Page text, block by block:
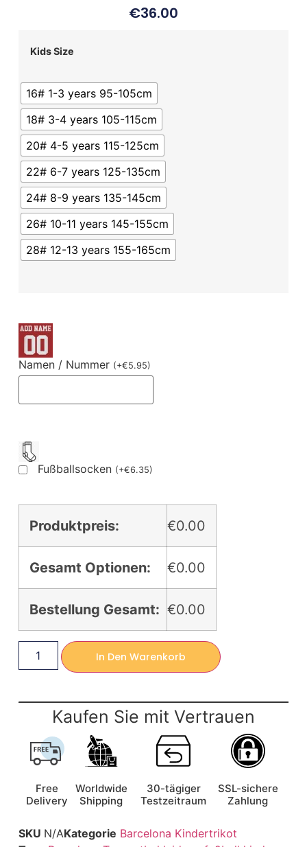
€36.00
Kids Size
16# 1-3 years 95-105cm
18# 3-4 years 105-115cm
20# 4-5 years 115-125cm
22# 6-7 years 125-135cm
24# 8-9 years 135-145cm
26# 10-11 years 145-155cm
28# 12-13 years 155-165cm
Namen / Nummer (+€5.95)
Fußballsocken (+€6.35)
Produktpreis: €0.00
Gesamt Optionen: €0.00
Bestellung Gesamt: €0.00
In Den Warenkorb
Kaufen Sie mit Vertrauen
Free
Delivery
Worldwide
Shipping
30-tägiger
Testzeitraum
SSL-sichere
Zahlung
SKU N/AKategorie Barcelona Kindertrikot